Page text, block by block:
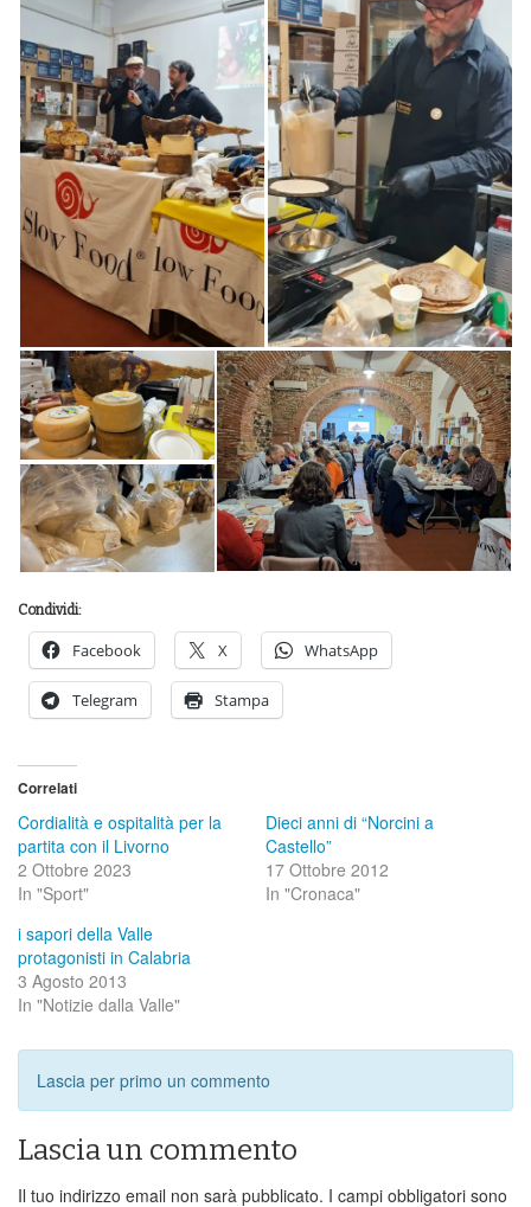
Condividi:
Facebook X WhatsApp
Telegram Stampa
Correlati
Cordialità e ospitalità per la
partita con il Livorno
2 Ottobre 2023
In "Sport"
Dieci anni di “Norcini a
Castello”
17 Ottobre 2012
In "Cronaca"
i sapori della Valle
protagonisti in Calabria
3 Agosto 2013
In "Notizie dalla Valle"
Lascia per primo un commento
Lascia un commento
Il tuo indirizzo email non sarà pubblicato. I campi obbligatori sono